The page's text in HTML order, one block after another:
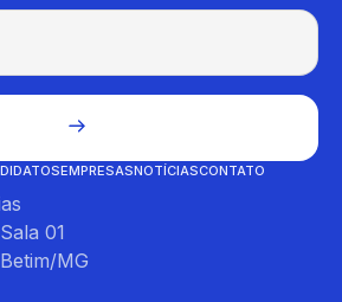
EMPRESASNOTÍCIASCONTATO
01
MG